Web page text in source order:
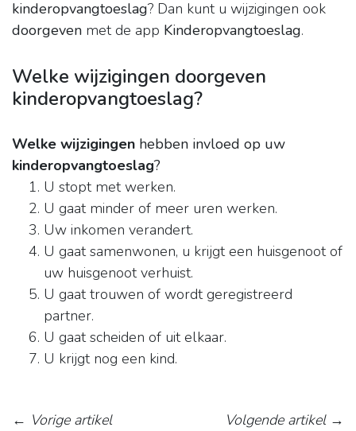
kinderopvangtoeslag? Dan kunt u wijzigingen ook
doorgeven met de app Kinderopvangtoeslag.
Welke wijzigingen doorgeven
kinderopvangtoeslag?
Welke wijzigingen hebben invloed op uw
kinderopvangtoeslag?
U stopt met werken.
U gaat minder of meer uren werken.
Uw inkomen verandert.
U gaat samenwonen, u krijgt een huisgenoot of
uw huisgenoot verhuist.
U gaat trouwen of wordt geregistreerd
partner.
U gaat scheiden of uit elkaar.
U krijgt nog een kind.
← Vorige artikel
Volgende artikel→